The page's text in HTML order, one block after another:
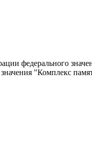
федерального
"Комплекс